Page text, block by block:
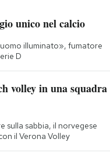
unico nel calcio
illuminato», fumatore
D
volley in una squadra
sulla sabbia, il norvegese
il Verona Volley